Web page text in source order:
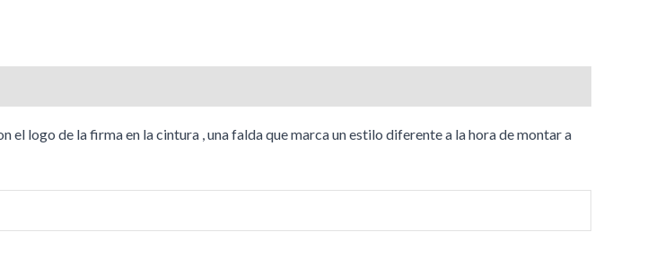
logo de la firma en la cintura , una falda que marca un estilo diferente a la hora de montar a